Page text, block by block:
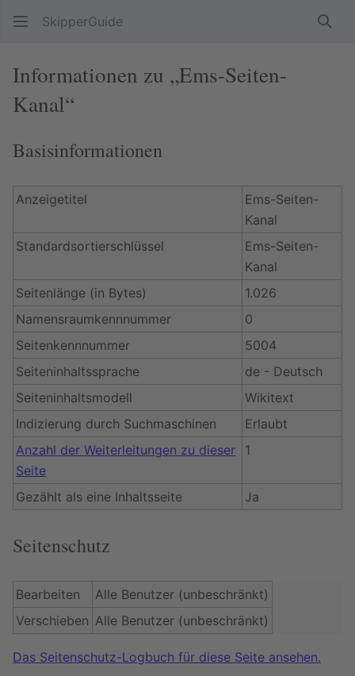
SkipperGuide
Informationen zu „Ems-Seiten-
Kanal“
Basisinformationen
Anzeigetitel
Ems-Seiten-
Kanal
Standardsortierschlüssel
Ems-Seiten-
Kanal
Seitenlänge (in Bytes)
1.026
Namensraumkennnummer
0
Seitenkennnummer
5004
Seiteninhaltssprache
de - Deutsch
Seiteninhaltsmodell
Wikitext
Indizierung durch Suchmaschinen
Erlaubt
Anzahl der Weiterleitungen zu dieser
Seite
1
Gezählt als eine Inhaltsseite Ja
Seitenschutz
Bearbeiten
Alle Benutzer (unbeschränkt)
Verschieben Alle Benutzer (unbeschränkt)
Das Seitenschutz-Logbuch für diese Seite ansehen.